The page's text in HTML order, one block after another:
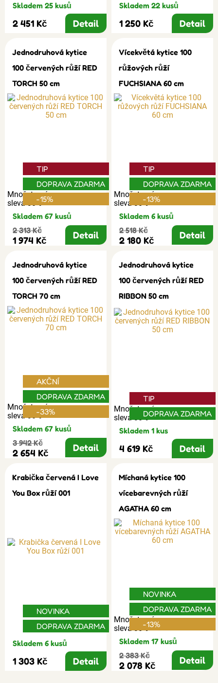
Skladem 25 kusů
2 451 Kč Detail
Skladem 22 kusů
1 250 Kč Detail
Jednodruhová kytice
100 červených růží RED
TORCH 50 cm
Množstevní
sleva 30%
TIP
DOPRAVA ZDARMA
-15%
Skladem 67 kusů
2 313 Kč
1 974 Kč Detail
Vícekvětá kytice 100
růžových růží
FUCHSIANA 60 cm
Množstevní
sleva 30%
TIP
DOPRAVA ZDARMA
-13%
Skladem 6 kusů
2 518 Kč
2 180 Kč Detail
Jednodruhová kytice
100 červených růží RED
TORCH 70 cm
Množstevní
sleva 30%
AKČNÍ
DOPRAVA ZDARMA
-33%
Skladem 67 kusů
3 942 Kč
2 654 Kč Detail
Jednodruhová kytice
100 červených růží RED
RIBBON 50 cm
Množstevní
sleva 30%
TIP
DOPRAVA ZDARMA
Skladem 1 kus
4 619 Kč Detail
Krabička červená I Love
You Box růží 001
NOVINKA
DOPRAVA ZDARMA
Skladem 6 kusů
1 303 Kč Detail
Míchaná kytice 100
vícebarevných růží
AGATHA 60 cm
Množstevní
sleva 30%
NOVINKA
DOPRAVA ZDARMA
-13%
Skladem 17 kusů
2 383 Kč
2 078 Kč Detail